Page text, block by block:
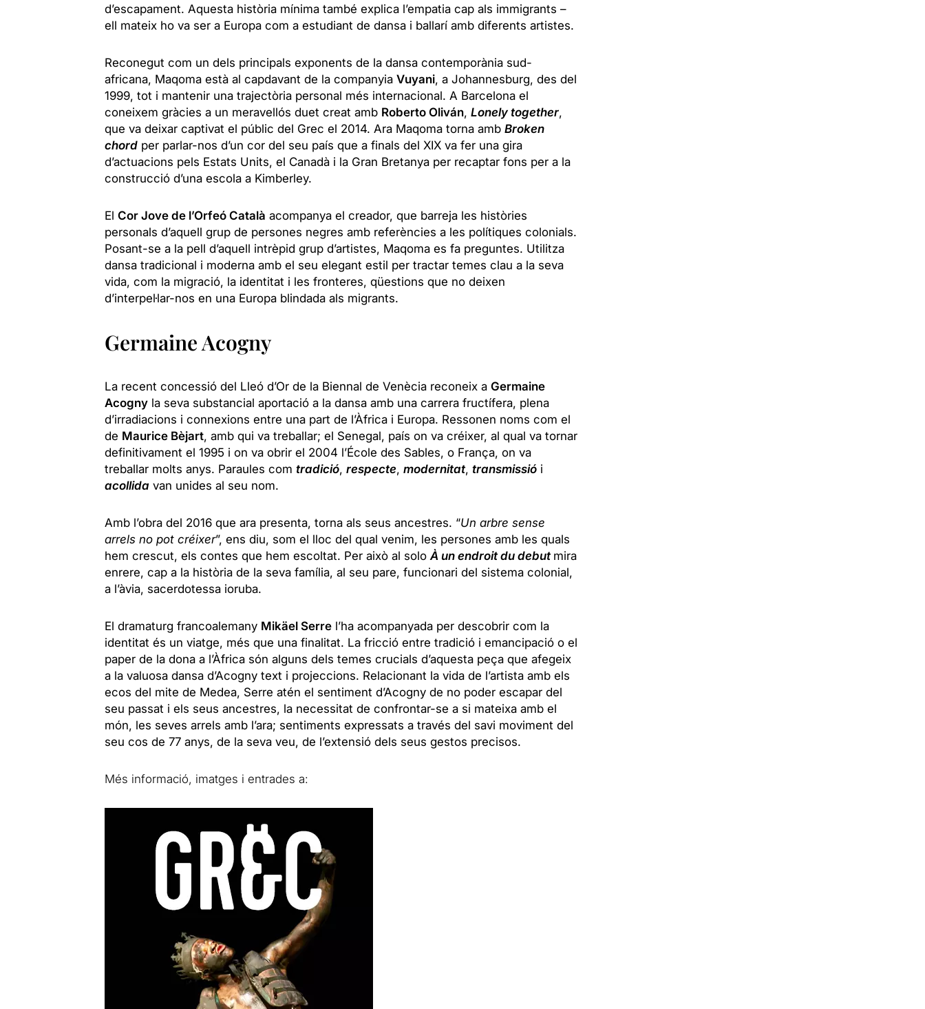
d’escapament. Aquesta història mínima també explica l’empatia cap als immigrants –
ell mateix ho va ser a Europa com a estudiant de dansa i ballarí amb diferents artistes.
Reconegut com un dels principals exponents de la dansa contemporània sud-
africana, Maqoma està al capdavant de la companyia Vuyani, a Johannesburg, des del
1999, tot i mantenir una trajectòria personal més internacional. A Barcelona el
coneixem gràcies a un meravellós duet creat amb Roberto Oliván, Lonely together,
que va deixar captivat el públic del Grec el 2014. Ara Maqoma torna amb Broken
chordper parlar-nos d’un cor del seu país que a finals del XIX va fer una gira
d’actuacions pels Estats Units, el Canadà i la Gran Bretanya per recaptar fons per a la
construcció d’una escola a Kimberley.
El Cor Jove de l’Orfeó Català acompanya el creador, que barreja les històries
personals d’aquell grup de persones negres amb referències a les polítiques colonials.
Posant-se a la pell d’aquell intrèpid grup d’artistes, Maqoma es fa preguntes. Utilitza
dansa tradicional i moderna amb el seu elegant estil per tractar temes clau a la seva
vida, com la migració, la identitat i les fronteres, qüestions que no deixen
d’interpel·lar-nos en una Europa blindada als migrants.
Germaine Acogny
La recent concessió del Lleó d’Or de la Biennal de Venècia reconeix a Germaine
Acognyla seva substancial aportació a la dansa amb una carrera fructífera, plena
d’irradiacions i connexions entre una part de l’Àfrica i Europa. Ressonen noms com el
de Maurice Bèjart, amb qui va treballar; el Senegal, país on va créixer, al qual va tornar
definitivament el 1995 i on va obrir el 2004 l’École des Sables, o França, on va
treballar molts anys. Paraules com tradició, respecte, modernitat, transmissiói
acollida van unides al seu nom.
Amb l’obra del 2016 que ara presenta, torna als seus ancestres. “Un arbre sense
arrels no pot créixer”, ens diu, som el lloc del qual venim, les persones amb les quals
hem crescut, els contes que hem escoltat. Per això al soloÀ un endroit du debut mira
enrere, cap a la història de la seva família, al seu pare, funcionari del sistema colonial,
a l’àvia, sacerdotessa ioruba.
El dramaturg francoalemany Mikäel Serrel’ha acompanyada per descobrir com la
identitat és un viatge, més que una finalitat. La fricció entre tradició i emancipació o el
paper de la dona a l’Àfrica són alguns dels temes crucials d’aquesta peça que afegeix
a la valuosa dansa d’Acogny text i projeccions. Relacionant la vida de l’artista amb els
ecos del mite de Medea, Serre atén el sentiment d’Acogny de no poder escapar del
seu passat i els seus ancestres, la necessitat de confrontar-se a si mateixa amb el
món, les seves arrels amb l’ara; sentiments expressats a través del savi moviment del
seu cos de 77 anys, de la seva veu, de l’extensió dels seus gestos precisos.
Més informació, imatges i entrades a: